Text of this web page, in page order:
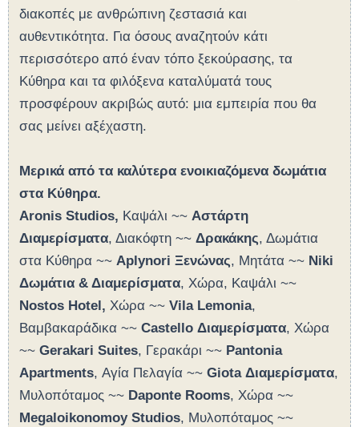
διακοπές με ανθρώπινη ζεστασιά και
αυθεντικότητα. Για όσους αναζητούν κάτι
περισσότερο από έναν τόπο ξεκούρασης, τα
Κύθηρα και τα φιλόξενα καταλύματά τους
προσφέρουν ακριβώς αυτό: μια εμπειρία που θα
σας μείνει αξέχαστη.
Μερικά από τα καλύτερα ενοικιαζόμενα δωμάτια
στα Κύθηρα.
Aronis Studios, Καψάλι ~~Αστάρτη
Διαμερίσματα, Διακόφτη ~~Δρακάκης, Δωμάτια
στα Κύθηρα ~~Aplynori Ξενώνας, Μητάτα ~~ Niki
Δωμάτια & Διαμερίσματα, Χώρα, Καψάλι ~~
Nostos Hotel, Χώρα ~~Vila Lemonia,
Βαμβακαράδικα ~~Castello Διαμερίσματα, Χώρα
~~Gerakari Suites, Γερακάρι ~~ Pantonia
Apartments, Αγία Πελαγία ~~Giota Διαμερίσματα,
Μυλοπόταμος ~~ Daponte Rooms, Χώρα ~~
Megaloikonomoy Studios, Μυλοπόταμος ~~